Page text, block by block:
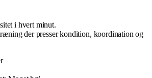
i hvert minut.
der presser kondition, koordination og